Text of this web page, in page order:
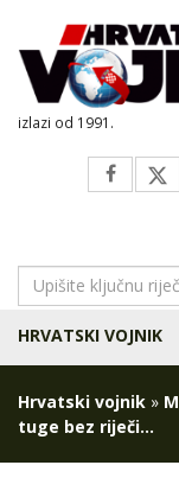
izlazi od 1991.
HRVATSKI VOJNIK
Hrvatski vojnik »
tuge bez riječi…